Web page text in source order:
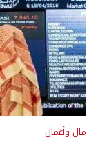
مال وأعمال